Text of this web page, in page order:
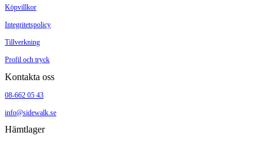
Köpvillkor
Integritetspolicy
Tillverkning
Profil och tryck
Kontakta oss
08-662 05 43
info@sidewalk.se
Hämtlager